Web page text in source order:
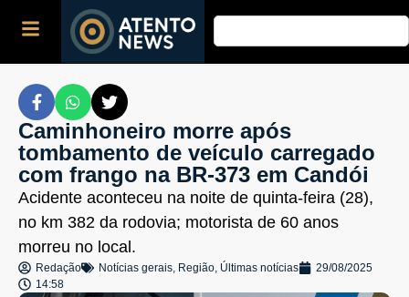
Caminhoneiro morre após
tombamento de veículo carregado
com frango na BR-373 em Candói
Acidente aconteceu na noite de quinta-feira (28),
no km 382 da rodovia; motorista de 60 anos
morreu no local.
Redação Notícias gerais, Região, Últimas notícias
29/08/2025
14:58